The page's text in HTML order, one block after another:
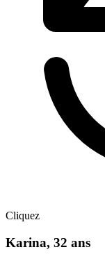
Cliquez
Karina, 32 ans